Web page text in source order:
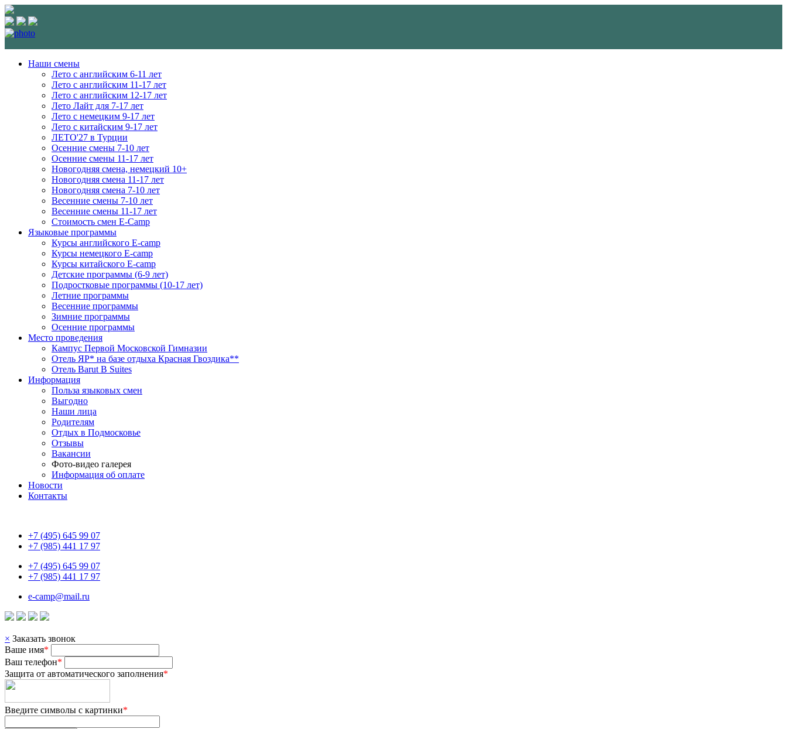
Наши смены
Лето с английским 6-11 лет
Лето с английским 11-17 лет
Лето с английским 12-17 лет
Лето Лайт для 7-17 лет
Лето c немецким 9-17 лет
Лето с китайским 9-17 лет
ЛЕТО'27 в Турции
Осенние смены 7-10 лет
Осенние смены 11-17 лет
Новогодняя смена, немецкий 10+
Новогодняя смена 11-17 лет
Новогодняя смена 7-10 лет
Весенние смены 7-10 лет
Весенние смены 11-17 лет
Стоимость смен E-Camp
Языковые программы
Курсы английского E-camp
Курсы немецкого E-camp
Курсы китайского E-camp
Детские программы (6-9 лет)
Подростковые программы (10-17 лет)
Летние программы
Весенние программы
Зимние программы
Осенние программы
Место проведения
Кампус Первой Московской Гимназии
Отель ЯР* на базе отдыха Красная Гвоздика**
Отель Barut B Suites
Информация
Польза языковых смен
Выгодно
Наши лица
Родителям
Отдых в Подмосковье
Отзывы
Вакансии
Фото-видео галерея
Информация об оплате
Новости
Контакты
+7 (495) 645 99 07
+7 (985) 441 17 97
+7 (495) 645 99 07
+7 (985) 441 17 97
e-camp@mail.ru
× Заказать звонок
Ваше имя*
Ваш телефон*
Защита от автоматического заполнения*
Введите символы с картинки*